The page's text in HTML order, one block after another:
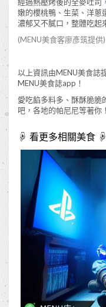
經過熱壓烤後的全麥吐司，
嫩的櫻桃鴨、生菜、洋蔥
濃郁又不膩口，整體吃起
(MENU美食客廖彥筑提供)
以上資訊由MENU美食誌
MENU美食誌app！
愛吃餡多料多、酥酥脆脆
吧，各地的帕尼尼等著你！
☟ 看更多相關美食 ☟